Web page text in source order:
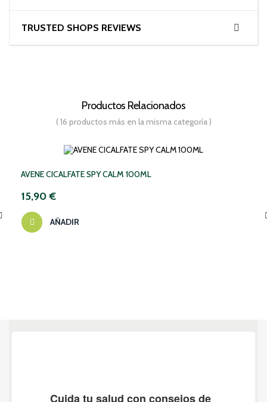
TRUSTED SHOPS REVIEWS
Productos Relacionados
( 16 productos más en la misma categoría )
AVENE CICALFATE SPY CALM 100ML
15,90 €
AÑADIR